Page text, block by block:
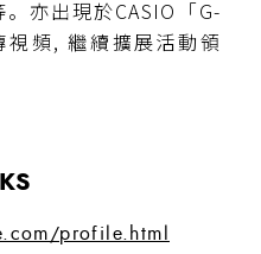
亦出現於CASIO「G-
視頻, 繼續擴展活動領
profile.html